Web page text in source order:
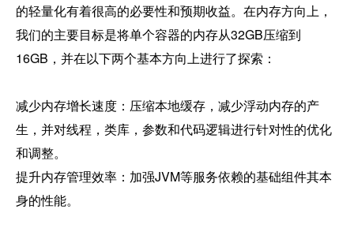
的轻量化有着很高的必要性和预期收益。在内存方向上，
我们的主要目标是将单个容器的内存从32GB压缩到
16GB，并在以下两个基本方向上进行了探索：
减少内存增长速度：压缩本地缓存，减少浮动内存的产
生，并对线程，类库，参数和代码逻辑进行针对性的优化
和调整。
提升内存管理效率：加强JVM等服务依赖的基础组件其本
身的性能。